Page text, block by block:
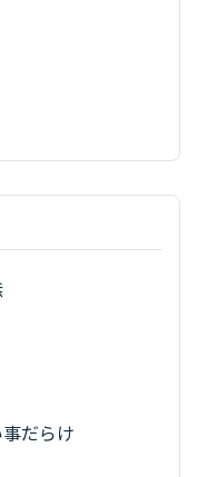
だらけ